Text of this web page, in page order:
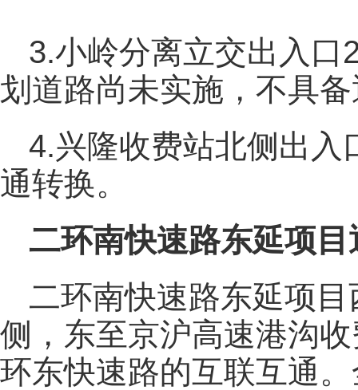
3.小岭分离立交出入口
划道路尚未实施，不具
4.兴隆收费站北侧出入
通转换。
二环南快速路东延项
二环南快速路东延项
侧，东至京沪高速港沟
环东快速路的互联互通